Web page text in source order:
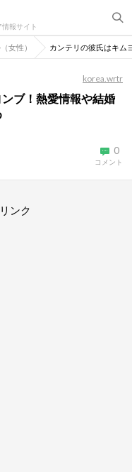
情報サイト
女性） カンテリの彼氏はキム
korea.wrtr
ブ！熱愛情報や結婚
0
コメント
ンク